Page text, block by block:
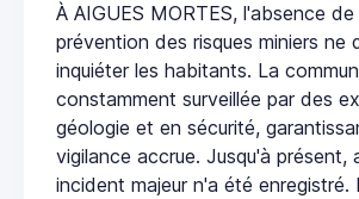
À AIGUES MORTES, l'absence
prévention des risques miniers ne
inquiéter les habitants. La
constamment surveillée par des
géologie et en sécurité,
vigilance accrue. Jusqu'à présent,
incident majeur n'a été enregistré.